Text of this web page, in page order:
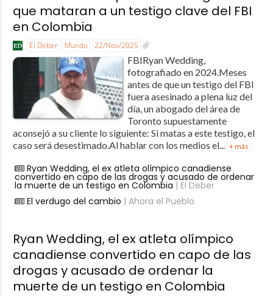
que mataran a un testigo clave del FBI
en Colombia
El Deber Mundo 22/Nov/2025
FBIRyan Wedding,
fotografiado en 2024.Meses
antes de que un testigo del FBI
fuera asesinado a plena luz del
día, un abogado del área de
Toronto supuestamente
aconsejó a su cliente lo siguiente: Si matas a este testigo, el
caso será desestimado.Al hablar con los medios el... + más
Ryan Wedding, el ex atleta olímpico canadiense
convertido en capo de las drogas y acusado de ordenar
la muerte de un testigo en Colombia | El Deber
El verdugo del cambio | Ahora el Pueblo
Ryan Wedding, el ex atleta olímpico
canadiense convertido en capo de las
drogas y acusado de ordenar la
muerte de un testigo en Colombia